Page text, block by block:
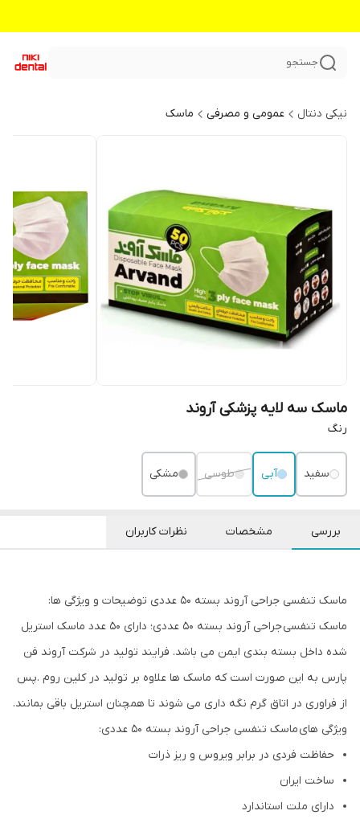
جستجو
نیکی دنتال عمومی و مصرفی ماسک
ماسک سه لایه پزشکی آروند
رنگ
سفید آبی طوسی مشکی
بررسی مشخصات نظرات کاربران
ماسک تنفسی جراحی آروند بسته 50 عددی توضیحات و ویژگی ها:
ماسک تنفسی جراحی آروند بسته 50 عددی؛ دارای 50 عدد ماسک استریل
شده داخل بسته بندی ایمن می باشد. فرایند تولید در شرکت آروند فن
پارس به این صورت است که ماسک ها علاوه بر تولید در کلین روم .پس
از فراوری در اتاق گرم نگه داری می شوند تا همچنان استریل باقی بمانند.
ویژگی های ماسک تنفسی جراحی آروند بسته 50 عددی:
حفاظت فردی در برابر ویروس و ریز ذرات
ساخت ایران
دارای ملت استاندارد